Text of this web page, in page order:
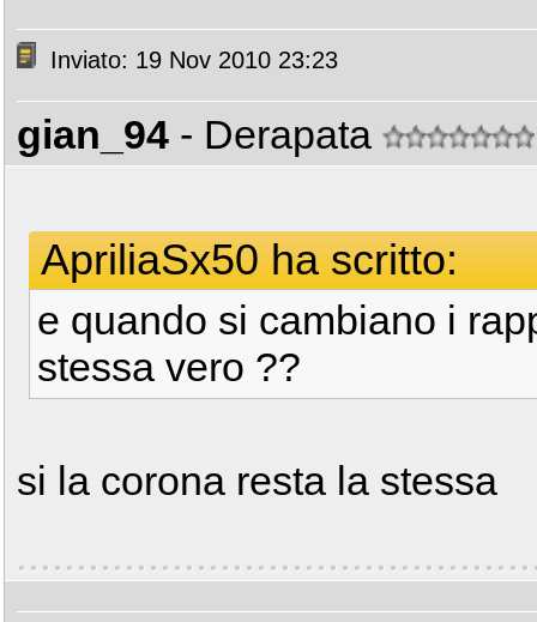
Inviato: 19 Nov 2010 23:23
gian_94 - Derapata
ApriliaSx50 ha scritto:
e quando si cambiano i
stessa vero ??
si la corona resta la stessa